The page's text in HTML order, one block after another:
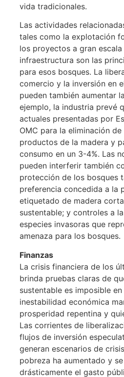
vida tradicionales.
Las actividades
tales como la explotación
los proyectos a gran
infraestructura son las
para esos bosques. La
comercio y la inversión en
pueden también aumentar
ejemplo, la industria prevé
actuales presentadas por
OMC para la eliminación
productos de la madera y
consumo en un 3-4%. Las
pueden interferir también
protección de los bosques
preferencia concedida a la
etiquetado de madera
sustentable; y controles a
especies invasoras que
amenaza para los bosques.
Finanzas
La crisis financiera de los
brinda pruebas claras de
sustentable es imposible
inestabilidad económica
prosperidad repentina y
Las corrientes de
flujos de inversión
generan escenarios de
pobreza ha aumentado y
drásticamente el gasto